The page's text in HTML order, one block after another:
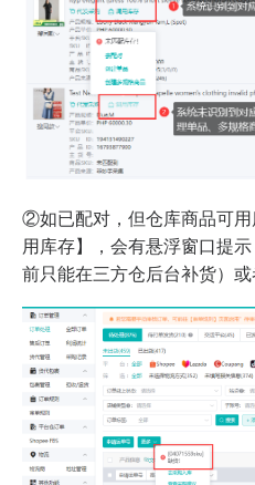
②如已配对，但仓库商品可用
用库存】，会有悬浮窗口提
前只能在三方仓后台补货）或